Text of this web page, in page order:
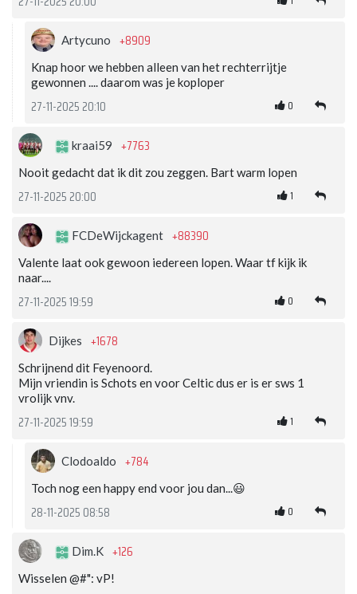
Artycuno +8909
Knap hoor we hebben alleen van het rechterrijtje
gewonnen .... daarom was je koploper
27-11-2025 20:10 0
kraai59 +7763
Nooit gedacht dat ik dit zou zeggen. Bart warm lopen
27-11-2025 20:00 1
FCDeWijckagent +88390
Valente laat ook gewoon iedereen lopen. Waar tf kijk ik
naar....
27-11-2025 19:59 0
Dijkes +1678
Schrijnend dit Feyenoord.
Mijn vriendin is Schots en voor Celtic dus er is er sws 1
vrolijk vnv.
27-11-2025 19:59 1
Clodoaldo +784
Toch nog een happy end voor jou dan...😃
28-11-2025 08:58 0
Dim.K +126
Wisselen @#": vP!